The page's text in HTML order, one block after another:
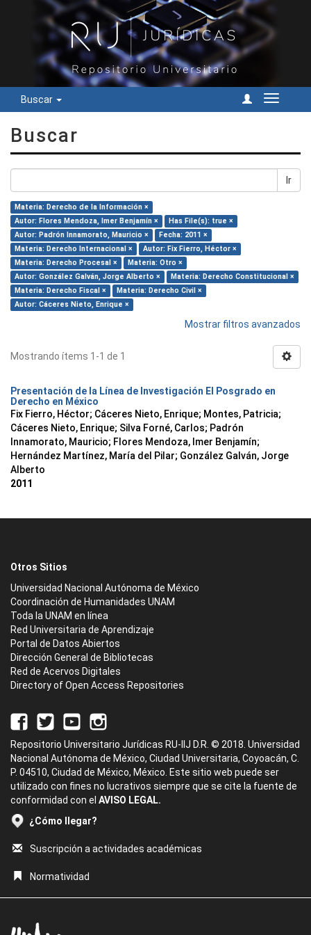
Buscar
Cambiar
Buscar
Ir
Materia: Derecho de la Información ×
Autor: Flores Mendoza, Imer Benjamín ×
Has File(s): true ×
Autor: Padrón Innamorato, Mauricio ×
Fecha: 2011 ×
Materia: Derecho Internacional ×
Autor: Fix Fierro, Héctor ×
Materia: Derecho Procesal ×
Materia: Otro ×
Autor: González Galván, Jorge Alberto ×
Materia: Derecho Constitucional ×
Materia: Derecho Fiscal ×
Materia: Derecho Civil ×
Autor: Cáceres Nieto, Enrique ×
Mostrar filtros avanzados
Mostrando ítems 1-1 de 1
Presentación de la Línea de Investigación El Posgrado en
Derecho en México
Fix Fierro, Héctor; Cáceres Nieto, Enrique; Montes, Patricia;
Cáceres Nieto, Enrique; Silva Forné, Carlos; Padrón
Innamorato, Mauricio; Flores Mendoza, Imer Benjamín;
Hernández Martínez, María del Pilar; González Galván, Jorge
Alberto
2011
Otros Sitios
Universidad Nacional Autónoma de México
Coordinación de Humanidades UNAM
Toda la UNAM en línea
Red Universitaria de Aprendizaje
Portal de Datos Abiertos
Dirección General de Bibliotecas
Red de Acervos Digitales
Directory of Open Access Repositories
Repositorio Universitario Jurídicas RU-IIJ D.R. © 2018. Universidad
Nacional Autónoma de México, Ciudad Universitaria, Coyoacán, C.
P. 04510, Ciudad de México, México. Este sitio web puede ser
utilizado con fines no lucrativos siempre que se cite la fuente de
conformidad con el AVISO LEGAL.
¿Cómo llegar?
Suscripción a actividades académicas
Normatividad